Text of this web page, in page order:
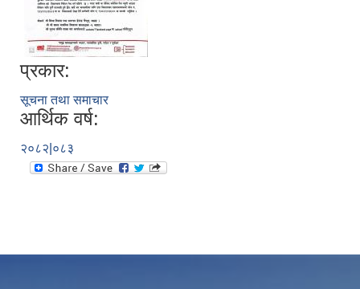
प्रकार:
सूचना तथा समाचार
आर्थिक वर्ष:
२०८२|०८३